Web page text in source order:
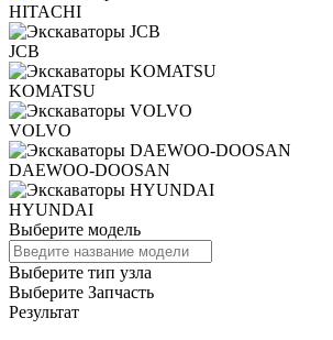
HITACHI
JCB
KOMATSU
VOLVO
DAEWOO-DOOSAN
HYUNDAI
Выберите модель
Выберите тип узла
Выберите Запчасть
Результат